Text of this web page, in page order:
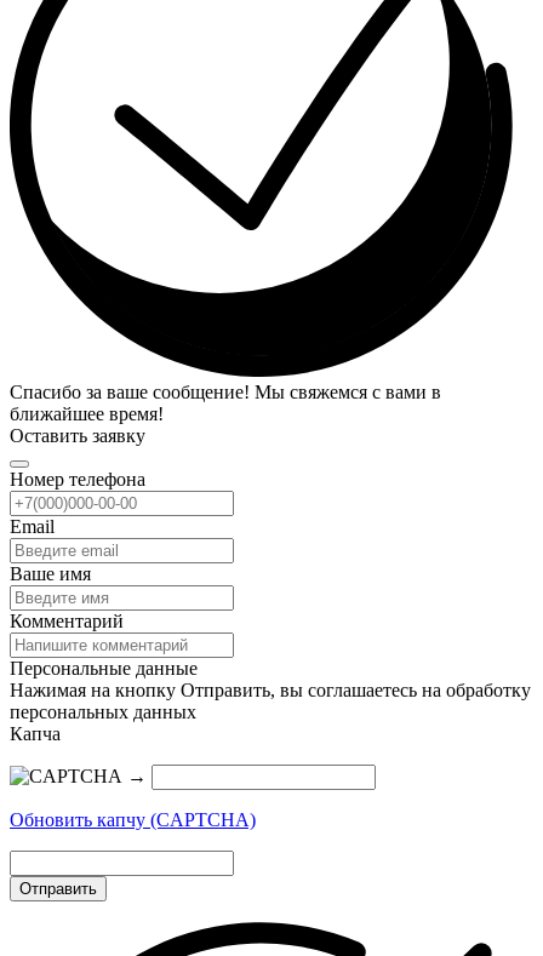
Спасибо за ваше сообщение! Мы свяжемся с вами в
ближайшее время!
Оставить заявку
Номер телефона
Email
Ваше имя
Комментарий
Персональные данные
Нажимая на кнопку Отправить, вы соглашаетесь на обработку
персональных данных
Капча
→
Обновить капчу (CAPTCHA)
Отправить